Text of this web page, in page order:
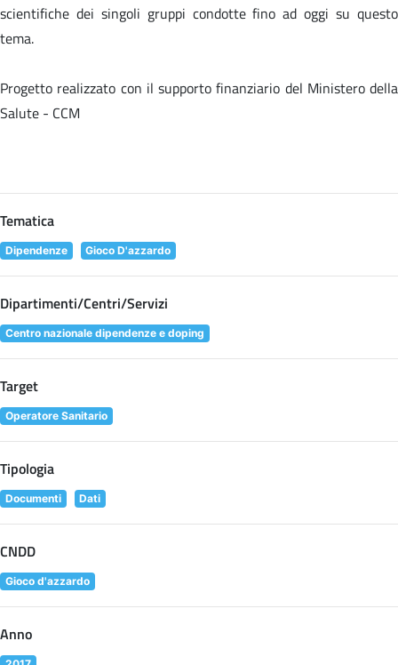
scientifiche dei singoli gruppi condotte fino ad oggi su questo
tema.
Progetto realizzato con il supporto finanziario del Ministero della
Salute - CCM
Tematica
Dipendenze Gioco D'azzardo
Dipartimenti/Centri/Servizi
Centro nazionale dipendenze e doping
Target
Operatore Sanitario
Tipologia
Documenti Dati
CNDD
Gioco d'azzardo
Anno